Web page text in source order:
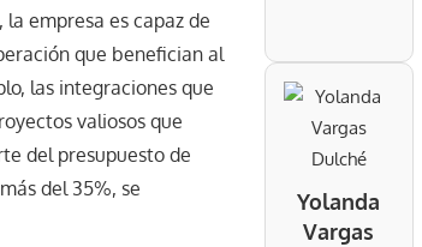
empresa es capaz de
que benefician al
las integraciones que
valiosos que
del presupuesto de
del 35%, se
Yolanda
Vargas